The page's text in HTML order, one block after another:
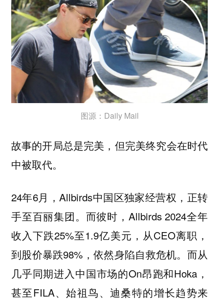
图源：Daily Mail
故事的开局总是完美，但完美终究会在时代
中被取代。
24年6月，Allbirds中国区独家经营权，正转
手至百丽集团。而彼时，Allbirds 2024全年
收入下跌25%至1.9亿美元，从CEO离职，
到股价暴跌98%，依然身陷自救危机。而从
几乎同期进入中国市场的On昂跑和Hoka，
甚至FILA、始祖鸟、迪桑特的增长趋势来